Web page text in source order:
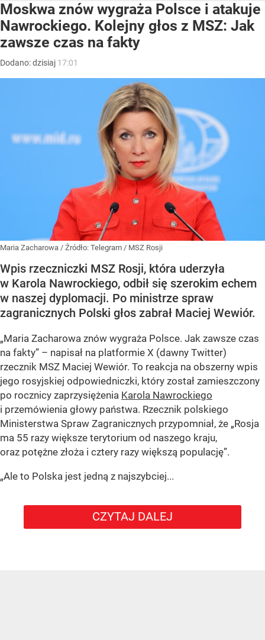
Moskwa znów wygraża Polsce i atakuje
Nawrockiego. Kolejny głos z MSZ: Jak
zawsze czas na fakty
Dodano:dzisiaj 17:01
Maria Zacharowa / Źródło: Telegram / MSZ Rosji
Wpis rzeczniczki MSZ Rosji, która uderzyła
w Karola Nawrockiego, odbił się szerokim echem
w naszej dyplomacji. Po ministrze spraw
zagranicznych Polski głos zabrał Maciej Wewiór.
„Maria Zacharowa znów wygraża Polsce. Jak zawsze czas
na fakty” – napisał na platformie X (dawny Twitter)
rzecznik MSZ Maciej Wewiór. To reakcja na obszerny wpis
jego rosyjskiej odpowiedniczki, który został zamieszczony
po rocznicy zaprzysiężenia Karola Nawrockiego
i przemówienia głowy państwa. Rzecznik polskiego
Ministerstwa Spraw Zagranicznych przypomniał, że „Rosja
ma 55 razy większe terytorium od naszego kraju,
oraz potężne złoża i cztery razy większą populację”.
„Ale to Polska jest jedną z najszybciej...
CZYTAJ DALEJ